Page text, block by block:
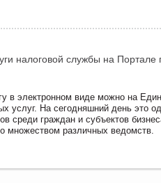
налоговой службы на Портале
в электронном виде можно на
услуг. На сегодняшний день это
среди граждан и субъектов
множеством различных ведомств.